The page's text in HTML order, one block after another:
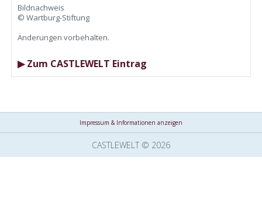
Bildnachweis
© Wartburg-Stiftung
Änderungen vorbehalten.
▶ Zum CASTLEWELT Eintrag
Impressum & Informationen anzeigen
CASTLEWELT © 2026